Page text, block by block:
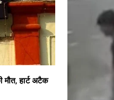
हार्ट अटैक